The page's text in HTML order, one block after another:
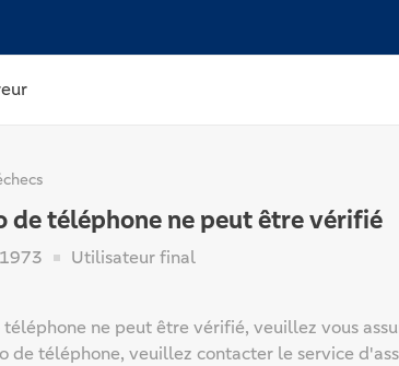
de téléphone ne peut être vérifié
Utilisateur final
téléphone ne peut être vérifié, veuillez vous
de téléphone, veuillez contacter le service